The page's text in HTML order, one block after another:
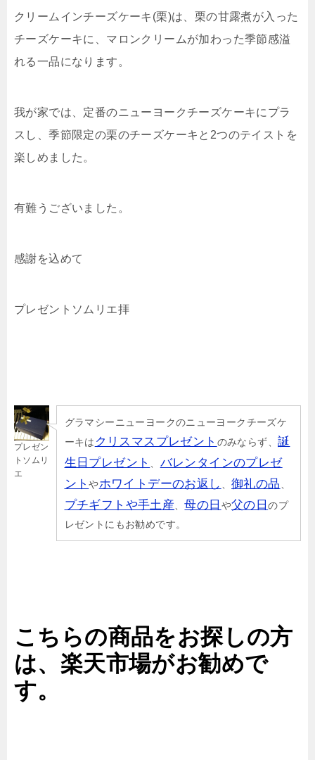
クリームインチーズケーキ(栗)は、栗の甘露煮が入った
チーズケーキに、マロンクリームが加わった季節感溢
れる一品になります。
我が家では、定番のニューヨークチーズケーキにプラ
スし、季節限定の栗のチーズケーキと2つのテイストを
楽しめました。
有難うございました。
感謝を込めて
プレゼントソムリエ拝
プレゼン
トソムリ
エ
グラマシーニューヨークのニューヨークチーズケ
ーキは クリスマスプレゼント のみならず、誕
生日プレゼント
バレンタインのプレゼ
ントやホワイトデーのお返し 、御礼の品
プチギフトや手土産 、母の日 や父の日のプ
レゼントにもお勧めです。
こちらの商品をお探しの方
は、楽天市場がお勧めで
す。